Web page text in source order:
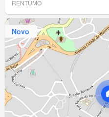
RENTUMO
Novo